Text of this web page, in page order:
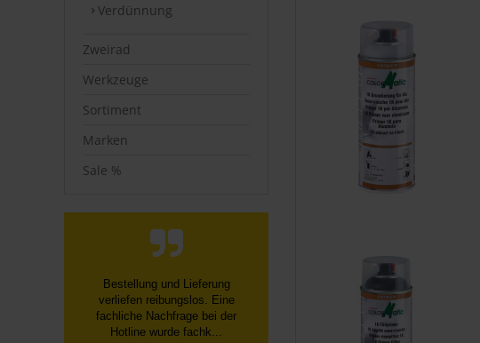
Verdünnung
Zweirad
Werkzeuge
Sortiment
Marken
Sale %
Farbe war super verpackt und
schnell geliefert. Brillux Superlux
3000 weiss ist Qualitativ sehr
hoch...